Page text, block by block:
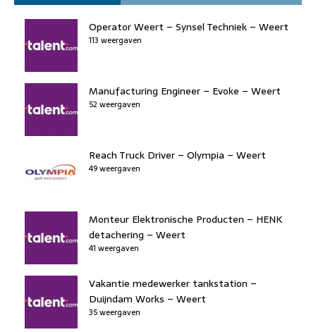
Operator Weert – Synsel Techniek – Weert
113 weergaven
Manufacturing Engineer – Evoke – Weert
52 weergaven
Reach Truck Driver – Olympia – Weert
49 weergaven
Monteur Elektronische Producten – HENK
detachering – Weert
41 weergaven
Vakantie medewerker tankstation –
Duijndam Works – Weert
35 weergaven